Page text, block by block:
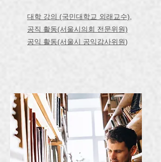
대학 강의 (국민대학교 외래교수)
공직 활동(서울시의회 전문위원)
공익 활동(서울시 공익감사위원)